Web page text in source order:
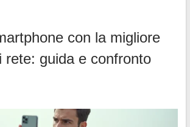
con la migliore
rete: guida e confronto